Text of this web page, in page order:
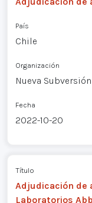
País
Chile
Organización
Nueva Subversión
Fecha
2022-10-20
Título
Adjudicación de
Laboratorios